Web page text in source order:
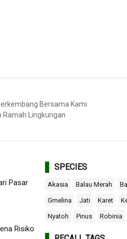
Bersama Kami
Ramah Lingkungan
Pasar
Risiko
SPECIES
Akasia Balau Merah
Gmelina Jati Karet
Nyatoh Pinus Robinia